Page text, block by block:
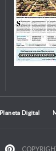
Planeta Digital